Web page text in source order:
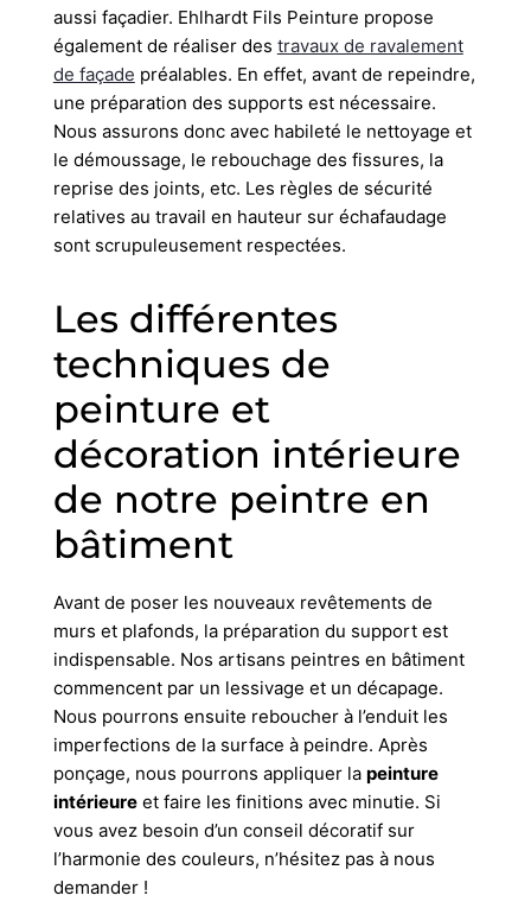
aussi façadier. Ehlhardt Fils Peinture propose
également de réaliser des travaux de ravalement
de façade préalables. En effet, avant de repeindre,
une préparation des supports est nécessaire.
Nous assurons donc avec habileté le nettoyage et
le démoussage, le rebouchage des fissures, la
reprise des joints, etc. Les règles de sécurité
relatives au travail en hauteur sur échafaudage
sont scrupuleusement respectées.
Les différentes
techniques de
peinture et
décoration intérieure
de notre peintre en
bâtiment
Avant de poser les nouveaux revêtements de
murs et plafonds, la préparation du support est
indispensable. Nos artisans peintres en bâtiment
commencent par un lessivage et un décapage.
Nous pourrons ensuite reboucher à l’enduit les
imperfections de la surface à peindre. Après
ponçage, nous pourrons appliquer la peinture
intérieureet faire les finitions avec minutie. Si
vous avez besoin d’un conseil décoratif sur
l’harmonie des couleurs, n’hésitez pas à nous
demander !